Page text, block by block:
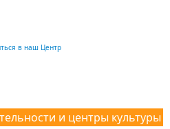
в наш Центр
и центры культуры